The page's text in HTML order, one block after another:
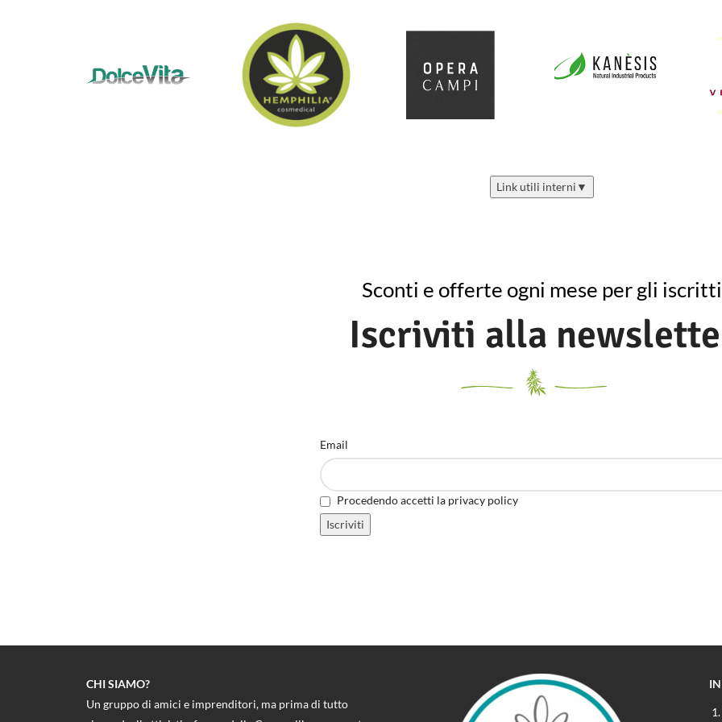
Link utili interni ▼
Sconti e offerte ogni mese per gli iscritti
Iscriviti alla
Email
Procedendo accetti la privacy policy
CHI SIAMO?
Un gruppo di amici e imprenditori, ma prima di tutto